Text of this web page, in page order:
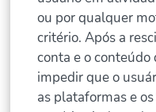
ou por qualquer
critério. Após a
conta e o conteúdo
impedir que o
as plataformas e